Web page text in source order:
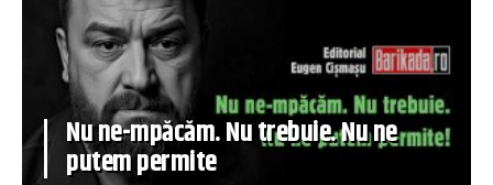
Nu ne-mpăcăm. Nu trebuie. Nu ne
putem permite